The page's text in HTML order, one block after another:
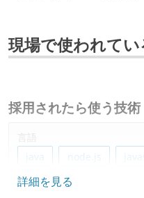
現場で使われてい
採用されたら使う技術
言語
java
node.js
データベース
詳細を見る